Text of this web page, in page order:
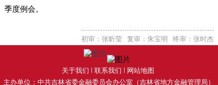
季度例会。
初审：张昕莹 复审：朱宝明 终审：张时杰
关于我们 联系我们
网站地图
主办单位：中共吉林省委金融委员会办公室（吉林省地方金融管理局）